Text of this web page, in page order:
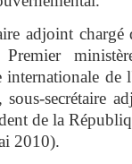
adjoint
de
sous-secrétaire
de la
2010).